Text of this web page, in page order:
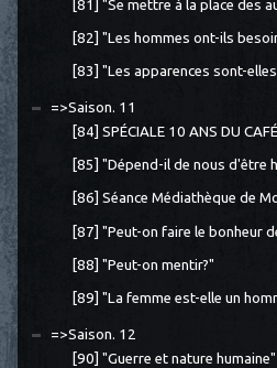
[81] "Se mettre à la place des
[82] "Les hommes ont-ils
[83] "Les apparences sont-
=>Saison. 11
[84] SPÉCIALE 10 ANS DU
[85] "Dépend-il de nous d'être
[86] Séance Médiathèque de
[87] "Peut-on faire le bonheur
[88] "Peut-on mentir?"
[89] "La femme est-elle un
=>Saison. 12
[90] "Guerre et nature humaine"